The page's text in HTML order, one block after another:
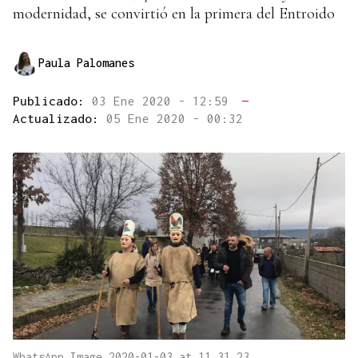
modernidad, se convirtió en la primera del Entroido
Paula Palomanes
Publicado: 03 Ene 2020 - 12:59
—
Actualizado: 05 Ene 2020 - 00:32